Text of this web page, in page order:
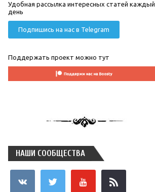
Удобная рассылка интересных статей каждый
день
Подпишись на нас в Telegram
Поддержать проект можно тут
НАШИ СООБЩЕСТВА